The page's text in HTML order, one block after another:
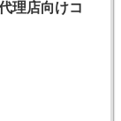
理店向けコ